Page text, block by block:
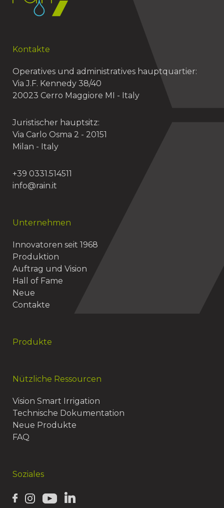
Kontakte
Operatives und administratives hauptquartier:
Via J.F. Kennedy 38/40
20023 Cerro Maggiore MI - Italy
Juristischer hauptsitz:
Via Carlo Osma 2 - 20151
Milan - Italy
+39 0331.514511
info@rain.it
Unternehmen
Innovatoren seit 1968
Produktion
Auftrag und Vision
Hall of Fame
Neue
Contakte
Produkte
Nützliche Ressourcen
Vision Smart Irrigation
Technische Dokumentation
Neue Produkte
FAQ
Soziales